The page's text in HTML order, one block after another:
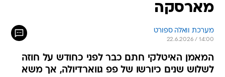
מארסקה
מערכת וואלה ספורט
22.6.2026 / 14:00
המאמן האיטלקי חתם כבר לפני כחודש על חוזה
לשלוש שנים כיורשו של פפ גווארדיולה, אך משא